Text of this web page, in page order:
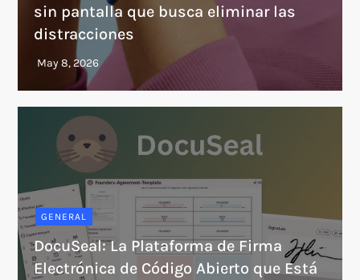
sin pantalla que busca eliminar las
distracciones
GENERAL
DocuSeal: La Plataforma de Firma
Electrónica de Código Abierto que Está